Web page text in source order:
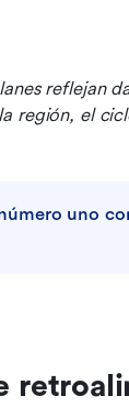
reflejan
región, el
uno